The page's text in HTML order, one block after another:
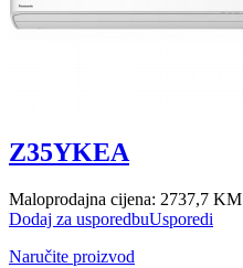
Z35YKEA
Maloprodajna cijena: 2737,7 KM
Dodaj za usporedbuUsporedi
Naručite proizvod